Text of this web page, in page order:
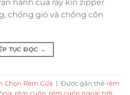
hành của ray kín zipper
chống gió và chống côn
TỤC ĐỌC →
Chọn Rèm Cửa | Được gắn thẻ rèm
, rèm cuốn, rèm cuốn ngoài trời,